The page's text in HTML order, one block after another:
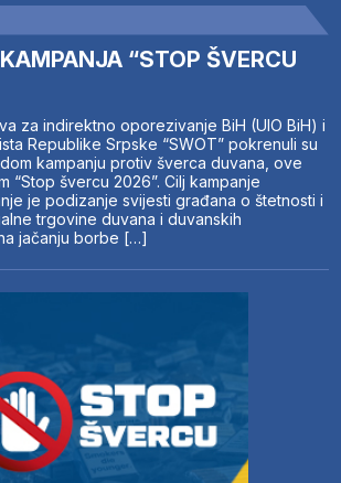
“STOP ŠVERCU
za indirektno oporezivanje BiH (UIO BiH) i
Republike Srpske “SWOT” pokrenuli su
kampanju protiv šverca duvana, ove
“Stop švercu 2026”. Cilj kampanje
je podizanje svijesti građana o štetnosti i
trgovine duvana i duvanskih
jačanju borbe […]